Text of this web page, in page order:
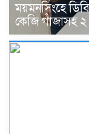
ময়মনসিংহে
কেজি গাঁজাসহ ২